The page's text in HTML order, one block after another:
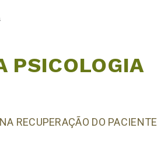
PSICOLOGIA
RECUPERAÇÃO DO PACIENTE